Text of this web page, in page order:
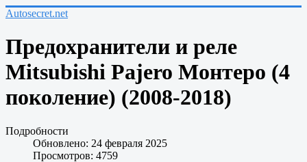
Autosecret.net
Предохранители и реле
Mitsubishi Pajero Монтеро (4
поколение) (2008-2018)
Подробности
Обновлено: 24 февраля 2025
Просмотров: 4759